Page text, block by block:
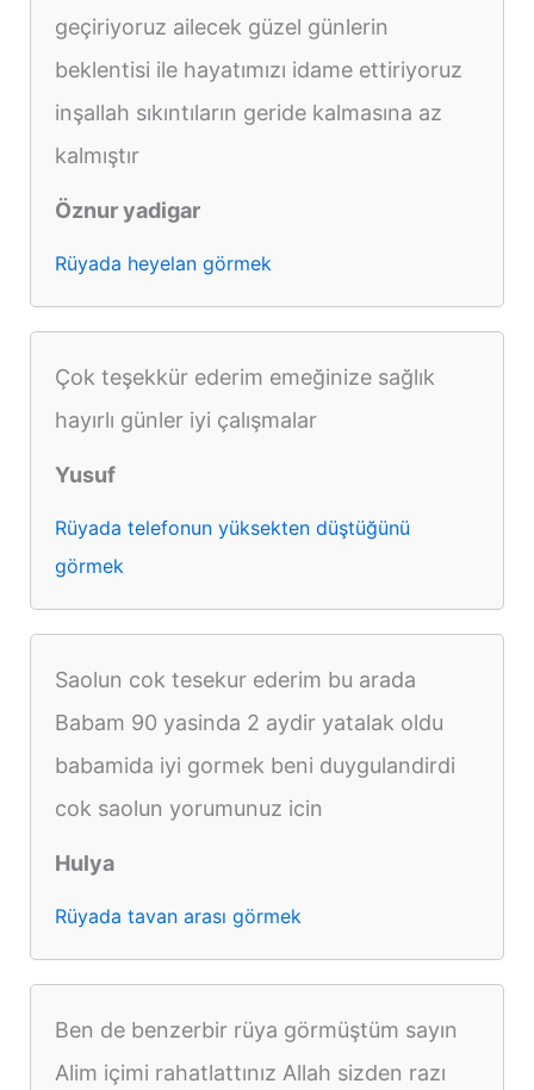
geçiriyoruz ailecek güzel günlerin
beklentisi ile hayatımızı idame ettiriyoruz
inşallah sıkıntıların geride kalmasına az
kalmıştır
Öznur yadigar
Rüyada heyelan görmek
Çok teşekkür ederim emeğinize sağlık
hayırlı günler iyi çalışmalar
Yusuf
Rüyada telefonun yüksekten düştüğünü
görmek
Saolun cok tesekur ederim bu arada
Babam 90 yasinda 2 aydir yatalak oldu
babamida iyi gormek beni duygulandirdi
cok saolun yorumunuz icin
Hulya
Rüyada tavan arası görmek
Ben de benzerbir rüya görmüştüm sayın
Alim içimi rahatlattınız Allah sizden razı